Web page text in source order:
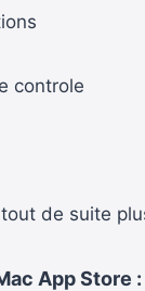
controle
de suite
App Store :